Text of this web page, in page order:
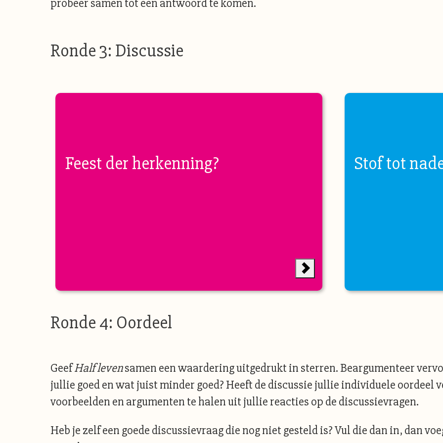
probeer samen tot een antwoord te komen.
Ronde 3: Discussie
Feest der herkenning? Stof tot
Ronde 4: Oordeel
GeefHalf levensamen een waardering uitgedrukt in sterren. Beargumenteer
jullie goed en wat juist minder goed? Heeft de discussie jullie individuele oordeel
voorbeelden en argumenten te halen uit jullie reacties op de discussievragen.
Heb je zelf een goede discussievraag die nog niet gesteld is? Vul die dan in, dan